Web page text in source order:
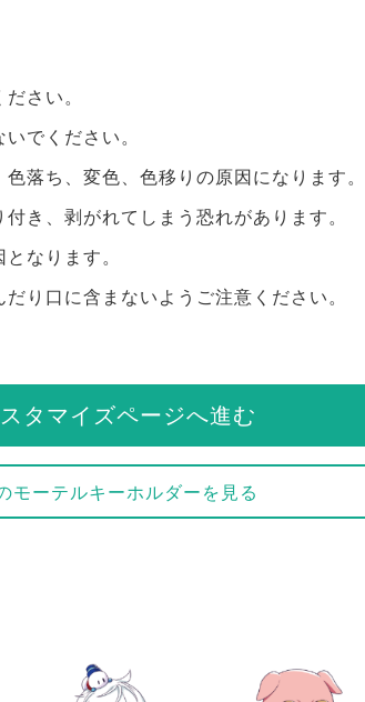
さい。
でください。
落ち、変色、色移りの原因になります。
き、剥がれてしまう恐れがあります。
なります。
り口に含まないようご注意ください。
タマイズページへ進む
モーテルキーホルダーを見る